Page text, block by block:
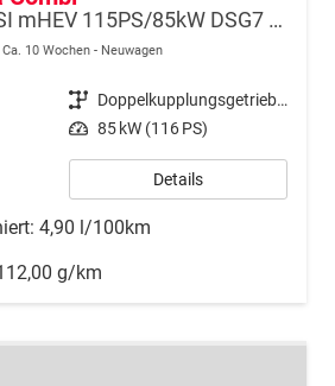
Essence 1.5 eTSI mHEV 115PS/85kW DSG7 2026
10 Wochen Neuwagen
Getriebe
Doppelkupplungsgetriebe (DSG)
Leistung 85 kW (116 PS)
Details
4,90 l/100km
g/km